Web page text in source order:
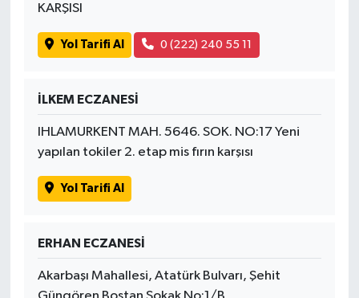
KARŞISI
Yol Tarifi Al 0 (222) 240 55 11
İLKEM ECZANESİ
IHLAMURKENT MAH. 5646. SOK. NO:17 Yeni
yapılan tokiler 2. etap mis fırın karşısı
Yol Tarifi Al
ERHAN ECZANESİ
Akarbaşı Mahallesi, Atatürk Bulvarı, Şehit